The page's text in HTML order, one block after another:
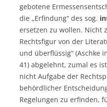
gebotene
die „Erfindung“ des sog.
ersetzen zu wollen. Nicht
Rechtsfigur von der
und überflüssig“ (Aschke
41) abgelehnt, zumal es
nicht Aufgabe der
behördlicher
Regelungen zu erfinden,